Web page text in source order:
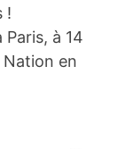
!
à 14
Nation en